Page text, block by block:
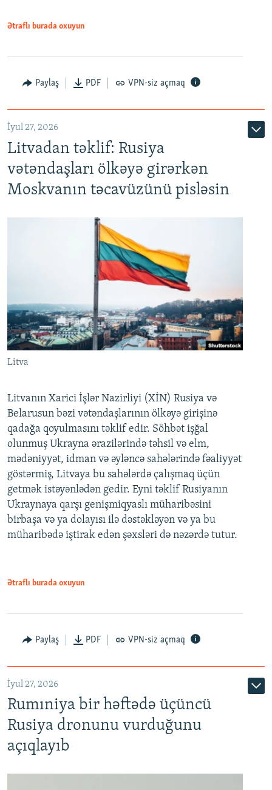
Ətraflı burada oxuyun
Paylaş PDF VPN-siz açmaq
İyul 27, 2026
Litvadan təklif: Rusiya
vətəndaşları ölkəyə girərkən
Moskvanın təcavüzünü pisləsin
Litva
Litvanın Xarici İşlər Nazirliyi (XİN) Rusiya və
Belarusun bəzi vətəndaşlarının ölkəyə girişinə
qadağa qoyulmasını təklif edir. Söhbət işğal
olunmuş Ukrayna ərazilərində təhsil və elm,
mədəniyyət, idman və əyləncə sahələrində fəaliyyət
göstərmiş, Litvaya bu sahələrdə çalışmaq üçün
getmək istəyənlədən gedir. Eyni təklif Rusiyanın
Ukraynaya qarşı genişmiqyaslı müharibəsini
birbaşa və ya dolayısı ilə dəstəkləyən və ya bu
müharibədə iştirak edən şəxsləri də nəzərdə tutur.
Ətraflı burada oxuyun
Paylaş PDF VPN-siz açmaq
İyul 27, 2026
Rumıniya bir həftədə üçüncü
Rusiya dronunu vurduğunu
açıqlayıb